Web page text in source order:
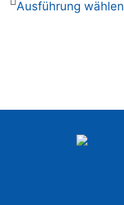
Ausführung wählen